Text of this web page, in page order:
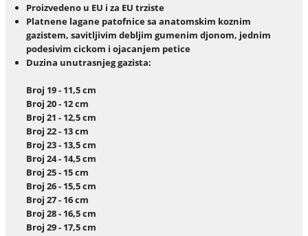
Proizvedeno u EU i za EU trziste
Platnene lagane patofnice sa anatomskim koznim
gazistem, savitljivim debljim gumenim djonom, jednim
podesivim cickom i ojacanjem petice
Duzina unutrasnjeg gazista:
Broj 19 - 11,5 cm
Broj 20 - 12 cm
Broj 21 - 12,5 cm
Broj 22 - 13 cm
Broj 23 - 13,5 cm
Broj 24 - 14,5 cm
Broj 25 - 15 cm
Broj 26 - 15,5 cm
Broj 27 - 16 cm
Broj 28 - 16,5 cm
Broj 29 - 17,5 cm